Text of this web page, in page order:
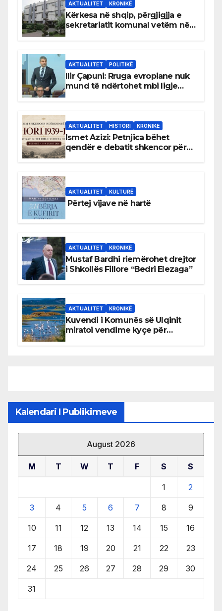
AKTUALITET KRONIKË
Kërkesa në shqip, përgjigjja e
sekretariatit komunal vetëm në
AKTUALITET POLITIKË
Ilir Çapuni: Rruga evropiane nuk
mund të ndërtohet mbi ligje
AKTUALITET HISTORI KRONIKË
Ismet Azizi: Petnjica bëhet
qendër e debatit shkencor për
AKTUALITET KULTURË
Përtej vijave në hartë
AKTUALITET KRONIKË
Mustaf Bardhi riemërohet drejtor
i Shkollës Fillore “Bedri Elezaga”
AKTUALITET KRONIKË
Kuvendi i Komunës së Ulqinit
miratoi vendime kyçe për
Kalendari I Publikimeve
August 2026
M T W T F S S
1 2
3 4 5 6 7 8 9
10 11 12 13 14 15 16
17 18 19 20 21 22 23
24 25 26 27 28 29 30
31